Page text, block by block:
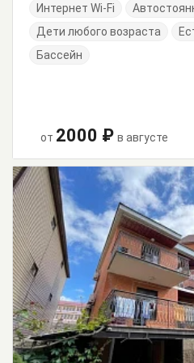
Интернет Wi-Fi
Дети любого возраста
Бассейн
от 2000 ₽ в августе